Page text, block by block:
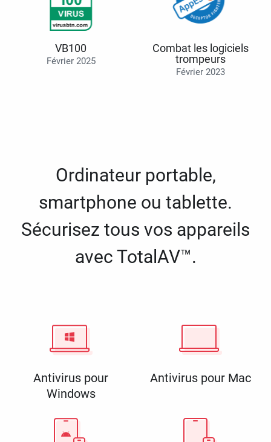
VB100
Février 2025
Combat les logiciels
trompeurs
Février 2023
Ordinateur portable,
smartphone ou tablette.
Sécurisez tous vos appareils
avec TotalAV™.
Antivirus pour
Windows
Antivirus pour Mac